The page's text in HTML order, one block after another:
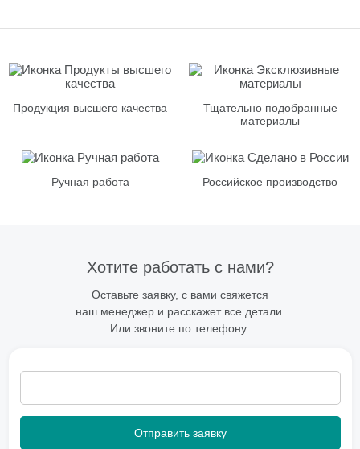
Продукция высшего качества
Тщательно подобранные
материалы
Ручная работа Российское производство
Хотите работать с нами?
Оставьте заявку, с вами свяжется
наш менеджер и расскажет все детали.
Или звоните по телефону: